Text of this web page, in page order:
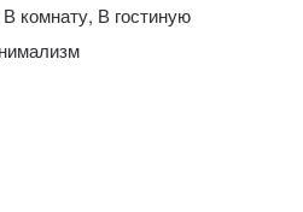
В комнату, В гостиную